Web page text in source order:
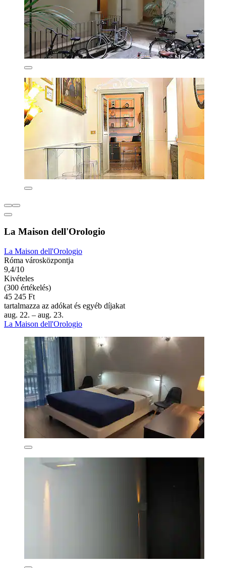
La Maison dell'Orologio
La Maison dell'Orologio
Róma városközpontja
9,4/10
Kivételes
(300 értékelés)
45 245 Ft
tartalmazza az adókat és egyéb díjakat
aug. 22. – aug. 23.
La Maison dell'Orologio